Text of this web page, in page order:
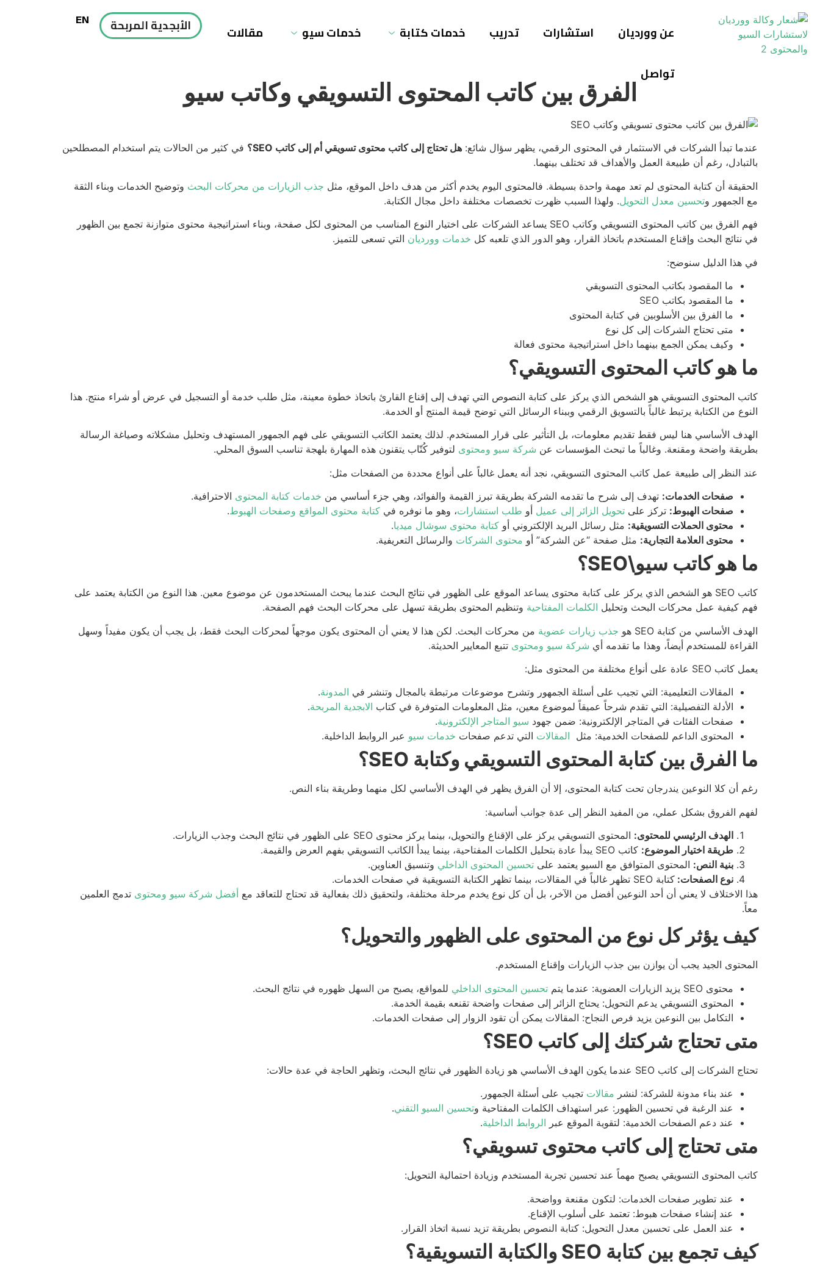
عن وورديان استشارات تدريب خدمات كتابة خدمات سيو مقالات
تواصل
الأبجدية المربحة EN
الفرق بين كاتب المحتوى التسويقي وكاتب سيو
عندما تبدأ الشركات في الاستثمار في المحتوى الرقمي، يظهر سؤال شائع: هل تحتاج إلى كاتب محتوى تسويقي أم إلى كاتب SEO؟
في كثير من الحالات يتم استخدام المصطلحين
بالتبادل، رغم أن طبيعة العمل والأهداف قد تختلف بينهما.
الحقيقة أن كتابة المحتوى لم تعد مهمة واحدة بسيطة. فالمحتوى اليوم يخدم أكثر من هدف داخل الموقع، مثل جذب الزيارات من محركات البحث وتوضيح الخدمات وبناء الثقة
مع الجمهور وتحسين معدل التحويل. ولهذا السبب ظهرت تخصصات مختلفة داخل مجال الكتابة.
فهم الفرق بين كاتب المحتوى التسويقي وكاتب SEO يساعد الشركات على اختيار النوع المناسب من المحتوى لكل صفحة، وبناء استراتيجية محتوى متوازنة تجمع بين الظهور
في نتائج البحث وإقناع المستخدم باتخاذ القرار، وهو الدور الذي تلعبه كل خدمات وورديان التي تسعى للتميز.
في هذا الدليل سنوضح:
ما المقصود بكاتب المحتوى التسويقي
ما المقصود بكاتب SEO
ما الفرق بين الأسلوبين في كتابة المحتوى
متى تحتاج الشركات إلى كل نوع
وكيف يمكن الجمع بينهما داخل استراتيجية محتوى فعالة
ما هو كاتب المحتوى التسويقي؟
كاتب المحتوى التسويقي هو الشخص الذي يركز على كتابة النصوص التي تهدف إلى إقناع القارئ باتخاذ خطوة معينة، مثل طلب خدمة أو التسجيل في عرض أو شراء منتج. هذا
النوع من الكتابة يرتبط غالباً بالتسويق الرقمي وببناء الرسائل التي توضح قيمة المنتج أو الخدمة.
الهدف الأساسي هنا ليس فقط تقديم معلومات، بل التأثير على قرار المستخدم. لذلك يعتمد الكاتب التسويقي على فهم الجمهور المستهدف وتحليل مشكلاته وصياغة الرسالة
بطريقة واضحة ومقنعة. وغالباً ما تبحث المؤسسات عن شركة سيو ومحتوى لتوفير كُتّاب يتقنون هذه المهارة بلهجة تناسب السوق المحلي.
عند النظر إلى طبيعة عمل كاتب المحتوى التسويقي، نجد أنه يعمل غالباً على أنواع محددة من الصفحات مثل:
صفحات الخدمات: تهدف إلى شرح ما تقدمه الشركة بطريقة تبرز القيمة والفوائد، وهي جزء أساسي من خدمات كتابة المحتوى الاحترافية.
صفحات الهبوط: تركز على تحويل الزائر إلى عميل أو طلب استشارات، وهو ما نوفره في كتابة محتوى المواقع وصفحات الهبوط.
محتوى الحملات التسويقية: مثل رسائل البريد الإلكتروني أو كتابة محتوى سوشال ميديا.
محتوى العلامة التجارية: مثل صفحة “عن الشركة” أو محتوى الشركات والرسائل التعريفية.
ما هو كاتب سيو\SEO؟
كاتب SEO هو الشخص الذي يركز على كتابة محتوى يساعد الموقع على الظهور في نتائج البحث عندما يبحث المستخدمون عن موضوع معين. هذا النوع من الكتابة يعتمد على
فهم كيفية عمل محركات البحث وتحليل الكلمات المفتاحية وتنظيم المحتوى بطريقة تسهل على محركات البحث فهم الصفحة.
الهدف الأساسي من كتابة SEO هو
جذب زيارات عضوية من محركات البحث. لكن هذا لا يعني أن المحتوى يكون موجهاً لمحركات البحث فقط، بل يجب أن يكون مفيداً وسهل
القراءة للمستخدم أيضاً، وهذا ما تقدمه أي شركة سيو ومحتوى تتبع المعايير الحديثة.
يعمل كاتب SEO عادة على أنواع مختلفة من المحتوى مثل:
المقالات التعليمية: التي تجيب على أسئلة الجمهور وتشرح موضوعات مرتبطة بالمجال وتنشر في المدونة.
الأدلة التفصيلية: التي تقدم شرحاً عميقاً لموضوع معين، مثل المعلومات المتوفرة في كتاب الابجدية المربحة.
صفحات الفئات في المتاجر الإلكترونية: ضمن جهود سيو المتاجر الإلكترونية.
المحتوى الداعم للصفحات الخدمية: مثل المقالات التي تدعم صفحات خدمات سيو عبر الروابط الداخلية.
ما الفرق بين كتابة المحتوى التسويقي وكتابة SEO؟
رغم أن كلا النوعين يندرجان تحت كتابة المحتوى، إلا أن الفرق يظهر في الهدف الأساسي لكل منهما وطريقة بناء النص.
لفهم الفروق بشكل عملي، من المفيد النظر إلى عدة جوانب أساسية:
الهدف الرئيسي للمحتوى: المحتوى التسويقي يركز على الإقناع والتحويل، بينما يركز محتوى SEO على الظهور في نتائج البحث وجذب الزيارات.
طريقة اختيار الموضوع: كاتب SEO يبدأ عادة بتحليل الكلمات المفتاحية، بينما يبدأ الكاتب التسويقي بفهم العرض والقيمة.
بنية النص: المحتوى المتوافق مع السيو يعتمد على تحسين المحتوى الداخلي وتنسيق العناوين.
نوع الصفحات: كتابة SEO تظهر غالباً في المقالات، بينما تظهر الكتابة التسويقية في صفحات الخدمات.
هذا الاختلاف لا يعني أن أحد النوعين أفضل من الآخر، بل أن كل نوع يخدم مرحلة مختلفة، ولتحقيق ذلك بفعالية قد تحتاج للتعاقد مع أفضل شركة سيو ومحتوى تدمج العلمين
معاً.
كيف يؤثر كل نوع من المحتوى على الظهور والتحويل؟
المحتوى الجيد يجب أن يوازن بين جذب الزيارات وإقناع المستخدم.
محتوى SEO يزيد الزيارات العضوية: عندما يتم
تحسين المحتوى الداخلي للمواقع، يصبح من السهل ظهوره في نتائج البحث.
المحتوى التسويقي يدعم التحويل: يحتاج الزائر إلى صفحات واضحة تقنعه بقيمة الخدمة.
التكامل بين النوعين يزيد فرص النجاح: المقالات يمكن أن تقود الزوار إلى صفحات الخدمات.
متى تحتاج شركتك إلى كاتب SEO؟
تحتاج الشركات إلى كاتب SEO عندما يكون الهدف الأساسي هو زيادة الظهور في نتائج البحث، وتظهر الحاجة في عدة حالات:
عند بناء مدونة للشركة: لنشر مقالات تجيب على أسئلة الجمهور.
عند الرغبة في تحسين الظهور: عبر استهداف الكلمات المفتاحية وتحسين السيو التقني.
عند دعم الصفحات الخدمية: لتقوية الموقع عبر الروابط الداخلية.
متى تحتاج إلى كاتب محتوى تسويقي؟
كاتب المحتوى التسويقي يصبح مهماً عند تحسين تجربة المستخدم وزيادة احتمالية التحويل:
عند تطوير صفحات الخدمات: لتكون مقنعة وواضحة.
عند إنشاء صفحات هبوط: تعتمد على أسلوب الإقناع.
عند العمل على تحسين معدل التحويل: كتابة النصوص بطريقة تزيد نسبة اتخاذ القرار.
كيف تجمع بين كتابة SEO والكتابة التسويقية؟